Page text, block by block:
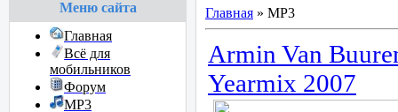
Меню сайта
Главная
Всё для
мобильников
Форум
MP3
Главная » МР3
Armin Van
Yearmix 2007